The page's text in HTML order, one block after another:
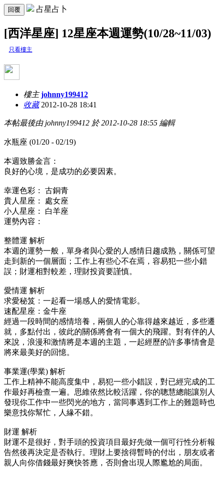
回覆 占星占卜
[西洋星座] 12星座本週運勢(10/28~11/03)
只看樓主
樓主 johnny199412
收藏2012-10-28 18:41
本帖最後由 johnny199412 於 2012-10-28 18:55 編輯
水瓶座 (01/20 - 02/19)
本週致勝金言：
良好的心境，是成功的必要因素。
幸運色彩： 古銅青
貴人星座： 處女座
小人星座： 白羊座
運勢內容：
整體運 解析
本週的運勢一般，單身者與心愛的人感情日趨成熟，關係可望
走到新的一個層面；工作上有些心不在焉，容易犯一些小錯
誤；財運相對較差，理財投資要謹慎。
愛情運 解析
求愛秘笈：一起看一場感人的愛情電影。
速配星座：金牛座
經過一段時間的感情培養，兩個人的心靠得越來越近，多些遷
就，多點付出，彼此的關係將會有一個大的飛躍。對有伴的人
來說，浪漫和激情將是本週的主題，一起經歷的許多事情會是
將來最美好的回憶。
事業運(學業) 解析
工作上精神不能高度集中，易犯一些小錯誤，對已經完成的工
作最好再檢查一遍。思維依然比較活躍，你的聰慧總能讓別人
發現你工作中一些閃光的地方，當同事遇到工作上的難題時也
樂意找你幫忙，人緣不錯。
財運 解析
財運不是很好，對手頭的投資項目最好先做一個可行性分析報
告然後再決定是否執行。理財上要捨得暫時的付出，朋友或者
親人向你借錢最好爽快答應，否則會出現人際尷尬的局面。